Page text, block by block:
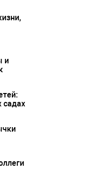
и
садах